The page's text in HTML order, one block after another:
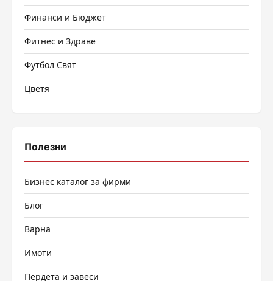
Финанси и Бюджет
Фитнес и Здраве
Футбол Свят
Цветя
Полезни
Бизнес каталог за фирми
Блог
Варна
Имоти
Пердета и завеси